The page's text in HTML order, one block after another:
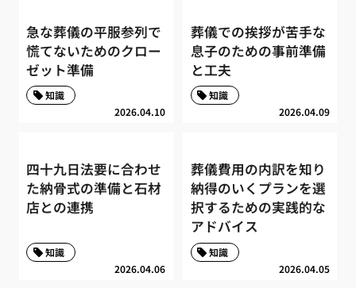
急な葬儀の平服参列で
慌てないためのクロー
ゼット準備
2026.04.10
知識
葬儀での挨拶が苦手な
息子のための事前準備
と工夫
2026.04.09
知識
四十九日法要に合わせ
た納骨式の準備と石材
店との連携
2026.04.06
知識
葬儀費用の内訳を知り
納得のいくプランを選
択するための実践的な
アドバイス
2026.04.05
知識